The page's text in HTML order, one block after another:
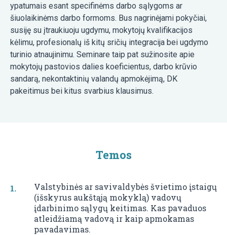
ypatumais esant specifinėms darbo sąlygoms ar
šiuolaikinėms darbo formoms. Bus nagrinėjami pokyčiai,
susiję su įtraukiuoju ugdymu, mokytojų kvalifikacijos
kėlimu, profesionalų iš kitų sričių integracija bei ugdymo
turinio atnaujinimu. Seminare taip pat sužinosite apie
mokytojų pastovios dalies koeficientus, darbo krūvio
sandarą, nekontaktinių valandų apmokėjimą, DK
pakeitimus bei kitus svarbius klausimus.
Temos
Valstybinės ar savivaldybės švietimo įstaigų
(išskyrus aukštąją mokyklą) vadovų
įdarbinimo sąlygų keitimas. Kas pavaduos
atleidžiamą vadovą ir kaip apmokamas
pavadavimas.